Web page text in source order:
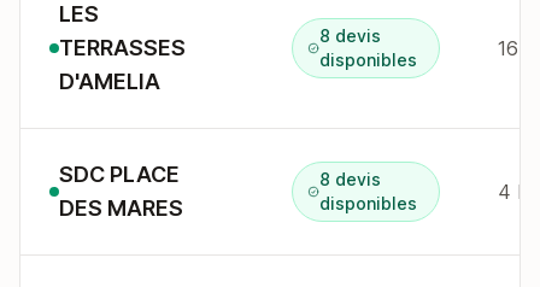
LES
TERRASSES
D'AMELIA
8 devis
disponibles
SDC PLACE
DES MARES
8 devis
disponibles
4